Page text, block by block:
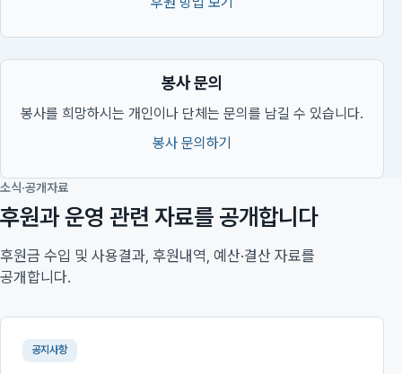
봉사 문의
봉사를 희망하시는 개인이나 단체는 문의를 남길 수 있습니다.
봉사 문의하기
소식·공개자료
후원과 운영 관련 자료를 공개합니다
후원금 수입 및 사용결과, 후원내역, 예산·결산 자료를
공개합니다.
공지사항